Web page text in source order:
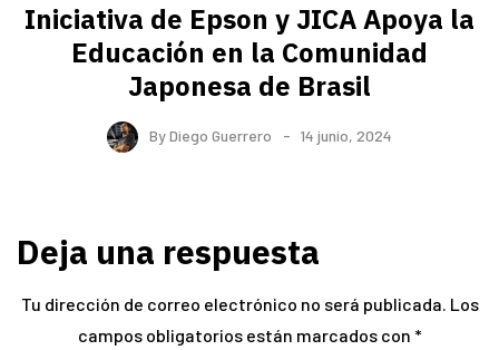
Iniciativa de Epson y JICA Apoya la
Educación en la Comunidad
Japonesa de Brasil
ByDiego Guerrero 14 junio, 2024
Deja una respuesta
Tu dirección de correo electrónico no será publicada. Los
campos obligatorios están marcados con *